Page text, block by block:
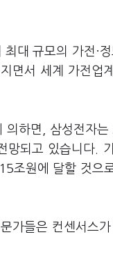
대 규모의 가전·
면서 세계 가전업
의하면, 삼성전자
되고 있습니다.
조원에 달할 것으
가들은 컨센서스